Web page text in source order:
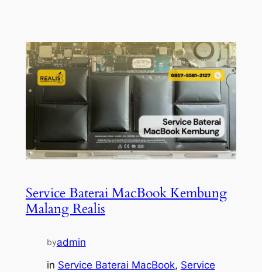
Service Baterai MacBook Kembung
Malang Realis
byadmin
in Service Baterai MacBook, Service